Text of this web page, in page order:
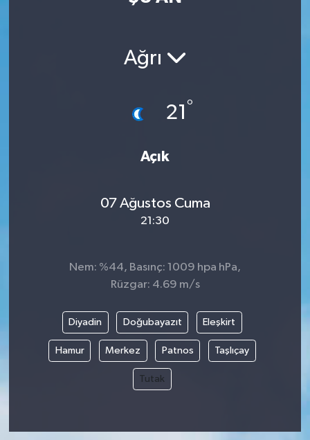
Ağrı
21 °
Açık
07 Ağustos Cuma
21:30
Nem: %44, Basınç: 1009 hpa hPa,
Rüzgar: 4.69 m/s
Diyadin Doğubayazıt Eleşkirt
Hamur Merkez Patnos Taşlıçay
Tutak
Bilim, Teknoloji